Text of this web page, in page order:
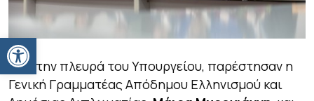
Ανοίξτε τη γραμμή εργαλείων
Από την πλευρά του Υπουργείου, παρέστησαν η
Γενική Γραμματέας Απόδημου Ελληνισμού και